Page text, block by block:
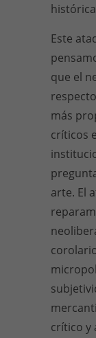
Este
que el
más
críticos
arte. El
crítico y